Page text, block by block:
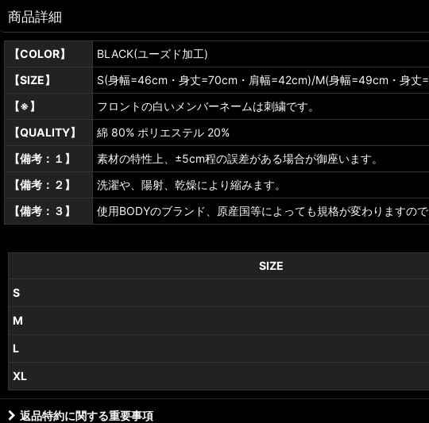
商品詳細
【COLOR】
BLACK(ユーズド加工)
【SIZE】
S(身幅=46cm・身丈=70cm・肩幅=42cm)/M(身幅=49cm・身
【※】
フロントの白いメンバーネームは刺繍です。
【QUALITY】
綿 80% ポリエステル 20%
【備考：１】
素材の特性上、±5cm程の誤差がある場合が御座います。
【備考：２】
洗濯や、陽射、乾燥により縮みます。
【備考：３】
使用BODYのブランド、原産国等によっても規格が変わりますので
SIZE
S
M
L
XL
返品特約に関する重要事項